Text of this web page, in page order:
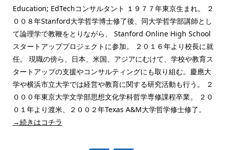
Education; EdTechコンサルタント １９７７年東京生まれ。 ２
００８年Stanford大学哲学博士修了後、同大学哲学部講師とし
て論理学で教鞭をとりながら、 Stanford Online High School
スタートアッププロジェクトに参加。 ２０１６年より校長に就
任。 現職の傍ら、日本、米国、アジアにむけて、学校や教育ス
タートアップの支援やコンサルティングにも取り組む。慶應大
学や横浜市立大学では経営や教育に関する研究活動も行う。 ２
０００年東京大学文学部思想文化学科哲学専修課程卒業。 ２０
０１年より渡米、２００２年Texas A&M大学哲学修士修了。
→続きはコチラ